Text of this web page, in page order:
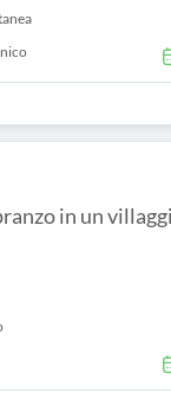
in un